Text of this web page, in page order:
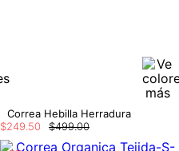
Correa Hebilla Herradura
$499.00
$249 50